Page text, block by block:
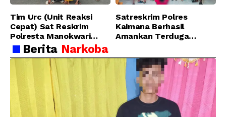
Tim Urc (Unit Reaksi
Cepat) Sat Reskrim
Polresta Manokwari
Berhasil Tangkap 2
Pelaku Pengeroyokan di
Taman Ria kab.
Manokwari
Satreskrim Polres
Kaimana Berhasil
Amankan Terduga
Menggunakan Senjata
Tajam
Berita Narkoba